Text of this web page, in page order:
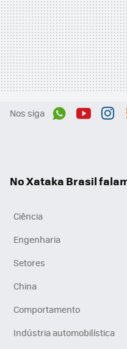
Nos siga
No Xataka Brasil
Ciência
Engenharia
Setores
China
Comportamento
Indústria automobilística